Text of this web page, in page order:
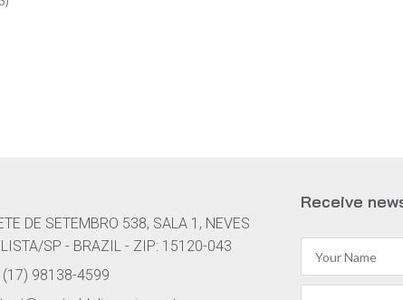
DE SETEMBRO 538, SALA 1, NEVES
SP - BRAZIL - ZIP: 15120-043
98138-4599
Receive